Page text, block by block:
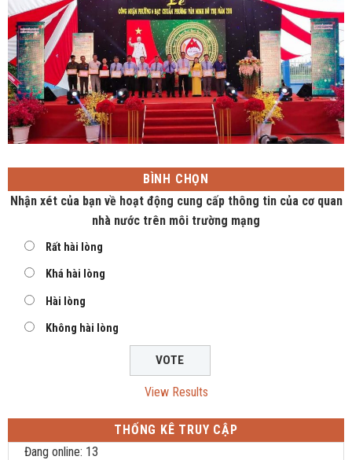
BÌNH CHỌN
Nhận xét của bạn về hoạt động cung cấp thông tin của cơ quan
nhà nước trên môi trường mạng
Rất hài lòng
Khá hài lòng
Hài lòng
Không hài lòng
View Results
THỐNG KÊ TRUY CẬP
Đang online: 13